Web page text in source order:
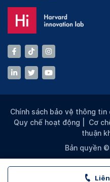
Chính sách bảo vệ thông tin
Quy chế hoạt động
Cơ
thuận
Bản quyền